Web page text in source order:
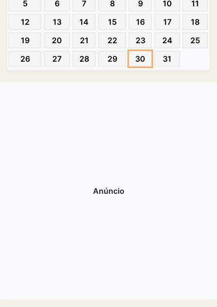
5
6 7 8 9 10
11
12
13 14 15 16 17
18
19
20 21 22 23 24
25
26
27 28 29 30 31